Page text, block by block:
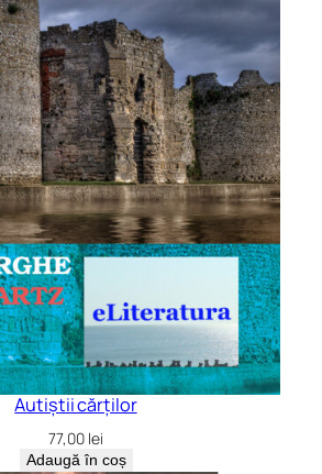
Autiștii cărților
77,00 lei
Adaugă în coș